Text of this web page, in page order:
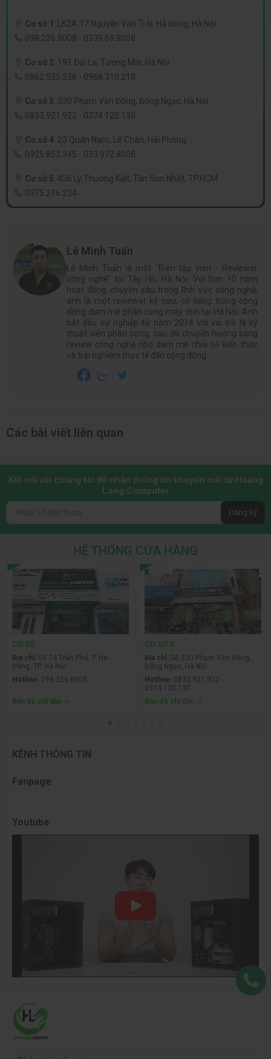
Cơ sở 1: LK2A 17 Nguyễn Văn Trỗi, Hà Đông, Hà Nội
098.236.8008 - 0339.69.8008
Cơ sở 2: 191 Đại La, Tương Mai, Hà Nội
0862.535.536 - 0968.310.210
Cơ sở 3: 330 Phạm Văn Đồng, Đông Ngạc, Hà Nội
0833.921.922 - 0374.120.130
Cơ sở 4: 23 Quán Nam, Lê Chân, Hải Phòng
0925.853.345 - 033.972.8008
Cơ sở 5: 436 Lý Thường Kiệt, Tân Sơn Nhất, TP.HCM
0375.216.234
Lê Minh Tuấn
Lê Minh Tuấn là một “Biên tập viên - Reviewer
công nghệ” tại Tây Hồ, Hà Nội. Với hơn 10 năm
hoạt động chuyên sâu trong lĩnh vực công nghệ,
anh là một reviewer kỳ cựu, có tiếng trong cộng
đồng đam mê phần cứng máy tính tại Hà Nội. Anh
bắt đầu sự nghiệp từ năm 2014 với vai trò là kỹ
thuật viên phần cứng, sau đó chuyển hướng sang
review công nghệ nhờ đam mê chia sẻ kiến thức
và trải nghiệm thực tế đến cộng đồng.
Các bài viết liên quan
Kết nối với chúng tôi để nhận thông tin khuyến mãi từ Hoàng
Long Computer
Đăng ký
HỆ THỐNG CỬA HÀNG
CƠ SỞ
Địa chỉ: Số 74 Trần Phú, P. Hà
Đông, TP. Hà Nội
Hotline: 098.236.8008
Bản đồ chỉ dẫn
CƠ SỞ 3
Địa chỉ: Số 330 Phạm Văn Đồng,
Đông Ngạc, Hà Nội
Hotline: 0833.921.922 -
0374.120.130
Bản đồ chỉ dẫn
KÊNH THÔNG TIN
Fanpage
Youtube